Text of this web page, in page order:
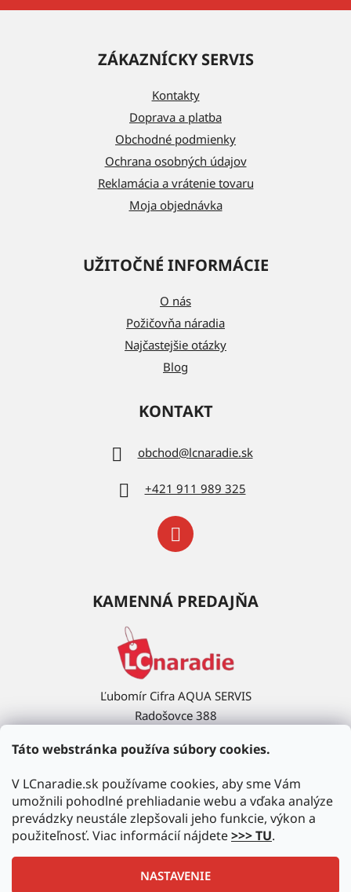
Táto webstránka používa súbory cookies.
V LCnaradie.sk používame cookies, aby sme Vám
umožnili pohodlné prehliadanie webu a vďaka analýze
prevádzky neustále zlepšovali jeho funkcie, výkon a
použiteľnosť. Viac informácií nájdete>>> TU.
NASTAVENIE
ZÁKAZNÍCKY SERVIS
Kontakty
Doprava a platba
Obchodné podmienky
Ochrana osobných údajov
Reklamácia a vrátenie tovaru
Moja objednávka
UŽITOČNÉ INFORMÁCIE
O nás
Požičovňa náradia
Najčastejšie otázky
Blog
KONTAKT
obchod@lcnaradie.sk
+421 911 989 325
KAMENNÁ PREDAJŇA
Ľubomír Cifra AQUA SERVIS
Radošovce 388